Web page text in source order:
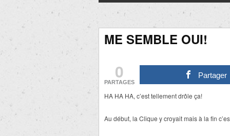
ME SEMBLE OUI!
0
PARTAGES
Partager
HA HA HA, c’est tellement drôle ça!
Au début, la Clique y croyait mais à la fin